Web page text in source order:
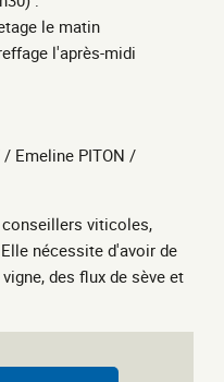
le matin
l'après-midi
Emeline PITON /
viticoles,
nécessite d'avoir de
des flux de sève et